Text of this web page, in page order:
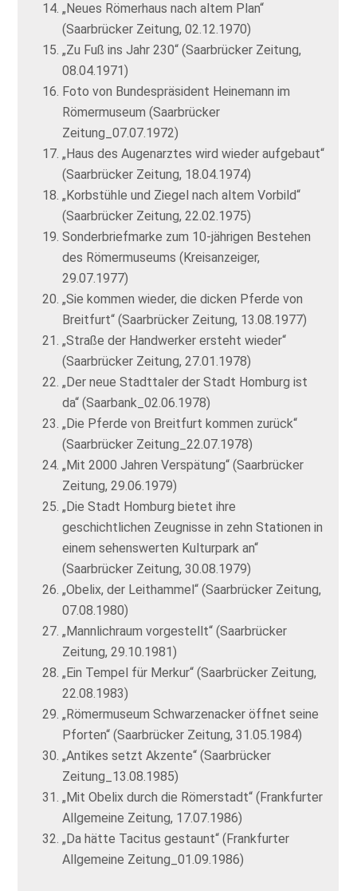
„Neues Römerhaus nach altem Plan“
(Saarbrücker Zeitung, 02.12.1970)
„Zu Fuß ins Jahr 230“ (Saarbrücker Zeitung,
08.04.1971)
Foto von Bundespräsident Heinemann im
Römermuseum (Saarbrücker
Zeitung_07.07.1972)
„Haus des Augenarztes wird wieder aufgebaut“
(Saarbrücker Zeitung, 18.04.1974)
„Korbstühle und Ziegel nach altem Vorbild“
(Saarbrücker Zeitung, 22.02.1975)
Sonderbriefmarke zum 10-jährigen Bestehen
des Römermuseums (Kreisanzeiger,
29.07.1977)
„Sie kommen wieder, die dicken Pferde von
Breitfurt“ (Saarbrücker Zeitung, 13.08.1977)
„Straße der Handwerker ersteht wieder“
(Saarbrücker Zeitung, 27.01.1978)
„Der neue Stadttaler der Stadt Homburg ist
da“ (Saarbank_02.06.1978)
„Die Pferde von Breitfurt kommen zurück“
(Saarbrücker Zeitung_22.07.1978)
„Mit 2000 Jahren Verspätung“ (Saarbrücker
Zeitung, 29.06.1979)
„Die Stadt Homburg bietet ihre
geschichtlichen Zeugnisse in zehn Stationen in
einem sehenswerten Kulturpark an“
(Saarbrücker Zeitung, 30.08.1979)
„Obelix, der Leithammel“ (Saarbrücker Zeitung,
07.08.1980)
„Mannlichraum vorgestellt“ (Saarbrücker
Zeitung, 29.10.1981)
„Ein Tempel für Merkur“ (Saarbrücker Zeitung,
22.08.1983)
„Römermuseum Schwarzenacker öffnet seine
Pforten“ (Saarbrücker Zeitung, 31.05.1984)
„Antikes setzt Akzente“ (Saarbrücker
Zeitung_13.08.1985)
„Mit Obelix durch die Römerstadt“ (Frankfurter
Allgemeine Zeitung, 17.07.1986)
„Da hätte Tacitus gestaunt“ (Frankfurter
Allgemeine Zeitung_01.09.1986)